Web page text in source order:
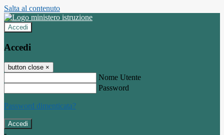
Salta al contenuto
Accedi
Accedi
button close ×
Nome Utente
Password
Password dimenticata?